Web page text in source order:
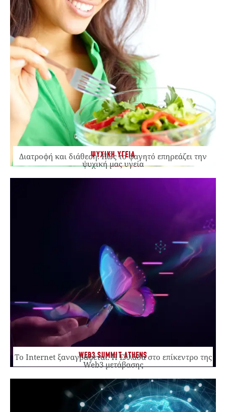
ΨΥΧΙΚΗ ΥΓΕΙΑ
Διατροφή και διάθεση: Πώς το φαγητό επηρεάζει την
ψυχική μας υγεία
WEB3 SUMMIT ATHENS
Το Internet ξαναγράφεται. Η Ελλάδα στο επίκεντρο της
Web3 μετάβασης